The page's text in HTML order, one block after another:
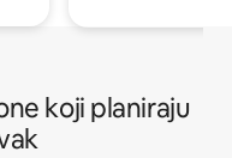
koji planiraju